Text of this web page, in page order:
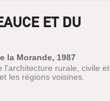
ET DU
la Morande, 1987
l'architecture rurale, civile et
les régions voisines.